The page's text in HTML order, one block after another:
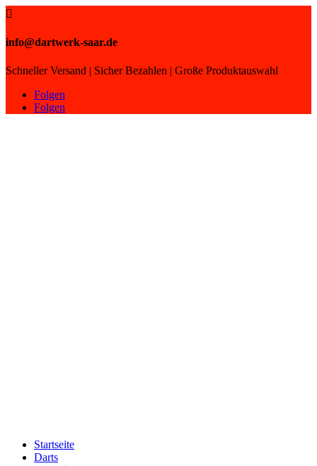

info@dartwerk-saar.de
Schneller Versand | Sicher Bezahlen | Große Produktauswahl
Folgen
Folgen
Startseite
Darts